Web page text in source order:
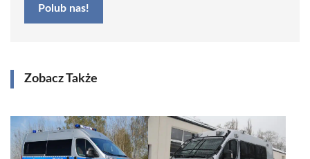
Polub nas!
Zobacz Także